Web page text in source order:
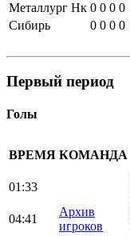
Металлург Нк 0 0 0 0
Сибирь
0 0 0 0
Первый период
Голы
ВРЕМЯ КОМАНДА
01:33
04:41
Архив
игроков